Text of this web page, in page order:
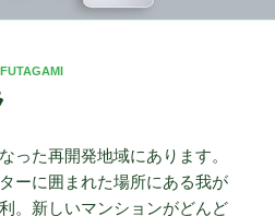
った再開発地域にあります。
ーに囲まれた場所にある我が
。新しいマンションがどんど